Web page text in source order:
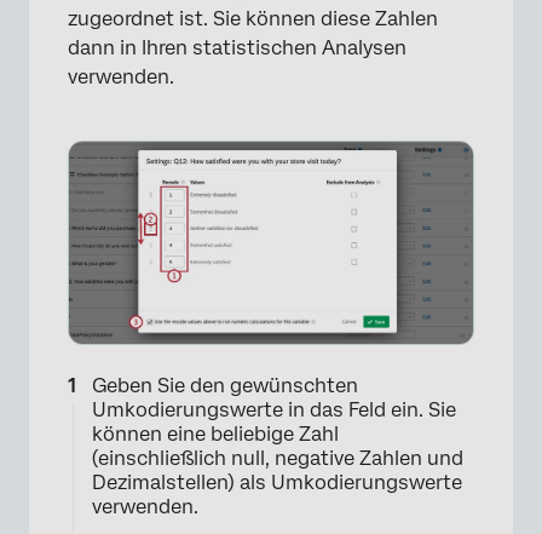
zugeordnet ist. Sie können diese Zahlen
dann in Ihren statistischen Analysen
verwenden.
Geben Sie den gewünschten
Umkodierungswerte in das Feld ein. Sie
können eine beliebige Zahl
(einschließlich null, negative Zahlen und
Dezimalstellen) als Umkodierungswerte
verwenden.